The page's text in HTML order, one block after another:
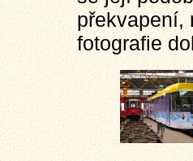
překvapení,
fotografie